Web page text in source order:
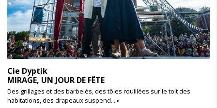
Cie Dyptik
MIRAGE, UN JOUR DE FÊTE
Des grillages et des barbelés, des tôles rouillées sur le toit des
habitations, des drapeaux suspend... »